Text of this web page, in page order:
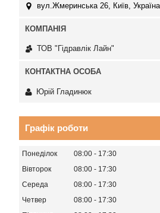
вул.Жмеринська 26, Київ, Україна
ТОВ "Гідравлік Лайн"
Юрій Гладинюк
Графік роботи
Понеділок 08:00
17:30
Вівторок
08:00
17:30
Середа
08:00
17:30
Четвер
08:00
17:30